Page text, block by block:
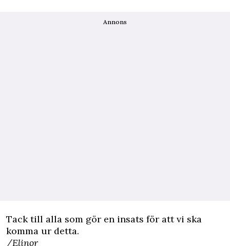
Annons
Tack till alla som gör en insats för att vi ska
komma ur detta.
/Elinor